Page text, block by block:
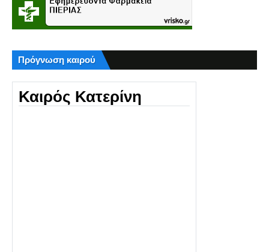
Πρόγνωση καιρού
Καιρός Κατερίνη